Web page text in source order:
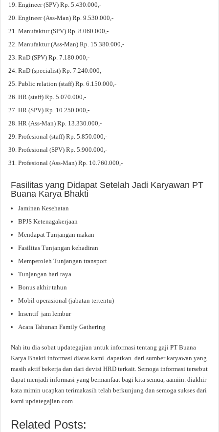
Engineer (SPV) Rp. 5.430.000,-
Engineer (Ass-Man) Rp. 9.530.000,-
Manufaktur (SPV) Rp. 8.060.000,-
Manufaktur (Ass-Man) Rp. 15.380.000,-
RnD (SPV) Rp. 7.180.000,-
RnD (specialist) Rp. 7.240.000,-
Public relation (staff) Rp. 6.150.000,-
HR (staff) Rp. 5.070.000,-
HR (SPV) Rp. 10.250.000,-
HR (Ass-Man) Rp. 13.330.000,-
Profesional (staff) Rp. 5.850.000,-
Profesional (SPV) Rp. 5.900.000,-
Profesional (Ass-Man) Rp. 10.760.000,-
Fasilitas yang Didapat Setelah Jadi Karyawan PT
Buana Karya Bhakti
Jaminan Kesehatan
BPJS Ketenagakerjaan
Mendapat Tunjangan makan
Fasilitas Tunjangan kehadiran
Memperoleh Tunjangan transport
Tunjangan hari raya
Bonus akhir tahun
Mobil operasional (jabatan tertentu)
Insentif jam lembur
Acara Tahunan Family Gathering
Nah itu dia sobat updategajian untuk informasi tentang gaji PT Buana
Karya Bhakti informasi diatas kami dapatkan dari sumber karyawan yang
masih aktif bekerja dan dari devisi HRD terkait. Semoga informasi tersebut
dapat menjadi informasi yang bermanfaat bagi kita semua, aamiin. diakhir
kata mimin ucapkan terimakasih telah berkunjung dan semoga sukses dari
kami updategajian.com
Related Posts: